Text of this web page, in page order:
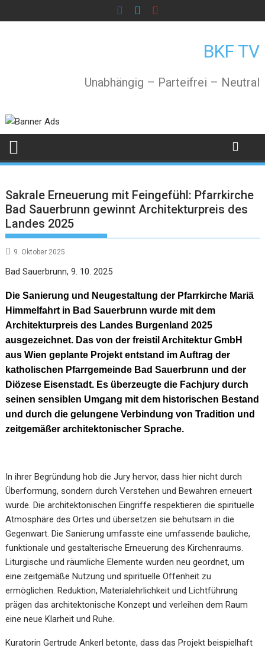
to
BKF TV
Unabhängig – Parteifrei – Neutral
Sakrale Erneuerung mit Feingefühl: Pfarrkirche
Bad Sauerbrunn gewinnt Architekturpreis des
Landes 2025
9. Oktober 2025
Bad Sauerbrunn, 9. 10. 2025
Die Sanierung und Neugestaltung der Pfarrkirche Mariä
Himmelfahrt in Bad Sauerbrunn wurde mit dem
Architekturpreis des Landes Burgenland 2025
ausgezeichnet. Das von der freistil Architektur GmbH
aus Wien geplante Projekt entstand im Auftrag der
katholischen Pfarrgemeinde Bad Sauerbrunn und der
Diözese Eisenstadt. Es überzeugte die Fachjury durch
seinen sensiblen Umgang mit dem historischen Bestand
und durch die gelungene Verbindung von Tradition und
zeitgemäßer architektonischer Sprache.
In ihrer Begründung hob die Jury hervor, dass hier nicht durch
Überformung, sondern durch Verstehen und Bewahren erneuert
wurde. Die architektonischen Eingriffe respektieren die spirituelle
Atmosphäre des Ortes und übersetzen sie behutsam in die
Gegenwart. Die Sanierung umfasste eine umfassende bauliche,
funktionale und gestalterische Erneuerung des Kirchenraums.
Liturgische und räumliche Elemente wurden neu geordnet, um
eine zeitgemäße Nutzung und spirituelle Offenheit zu
ermöglichen. Reduktion, Materialehrlichkeit und Lichtführung
prägen das architektonische Konzept und verleihen dem Raum
eine neue Klarheit und Ruhe.
Kuratorin Gertrude Ankerl betonte, dass das Projekt beispielhaft